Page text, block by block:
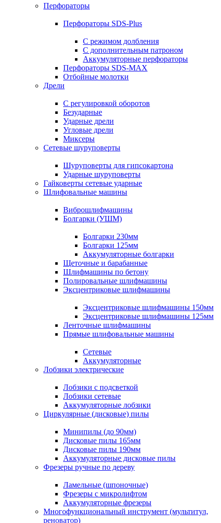
Перфораторы
Перфораторы SDS-Plus
С режимом долбления
С дополнительным патроном
Аккумуляторные перфораторы
Перфораторы SDS-MAX
Отбойные молотки
Дрели
С регулировкой оборотов
Безударные
Ударные дрели
Угловые дрели
Миксеры
Сетевые шуруповерты
Шуруповерты для гипсокартона
Ударные шуруповерты
Гайковерты сетевые ударные
Шлифовальные машины
Виброшлифмашины
Болгарки (УШМ)
Болгарки 230мм
Болгарки 125мм
Аккумуляторные болгарки
Щеточные и барабанные
Шлифмашины по бетону
Полировальные шлифмашины
Эксцентриковые шлифмашины
Эксцентриковые шлифмашины 150мм
Эксцентриковые шлифмашины 125мм
Ленточные шлифмашины
Прямые шлифовальные машины
Сетевые
Аккумуляторные
Лобзики электрические
Лобзики с подсветкой
Лобзики сетевые
Аккумуляторные лобзики
Циркулярные (дисковые) пилы
Минипилы (до 90мм)
Дисковые пилы 165мм
Дисковые пилы 190мм
Аккумуляторные дисковые пилы
Фрезеры ручные по дереву
Ламельные (шпоночные)
Фрезеры с микролифтом
Аккумуляторные фрезеры
Многофункциональный инструмент (мультитул,
реноватор)